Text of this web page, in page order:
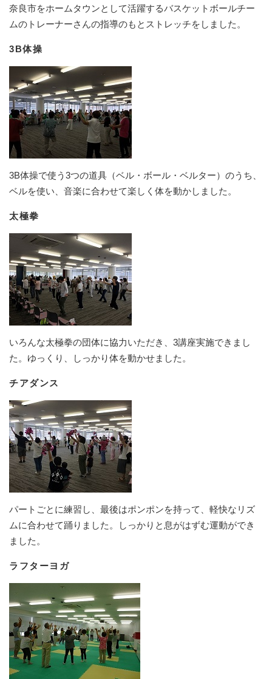
奈良市をホームタウンとして活躍するバスケットボールチー
ムのトレーナーさんの指導のもとストレッチをしました。
3B体操
3B体操で使う3つの道具（ベル・ボール・ベルター）のうち、
ベルを使い、音楽に合わせて楽しく体を動かしました。
太極拳
いろんな太極拳の団体に協力いただき、3講座実施できまし
た。ゆっくり、しっかり体を動かせました。
チアダンス
パートごとに練習し、最後はポンポンを持って、軽快なリズ
ムに合わせて踊りました。しっかりと息がはずむ運動ができ
ました。
ラフターヨガ